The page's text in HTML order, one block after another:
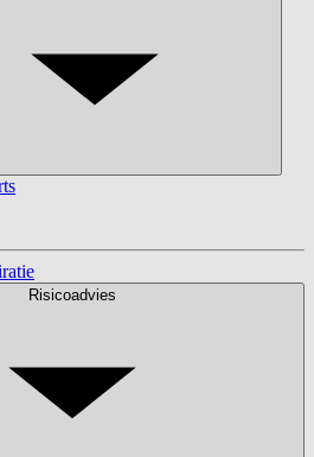
Risicoadvies